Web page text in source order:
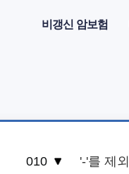
비갱신 암보험